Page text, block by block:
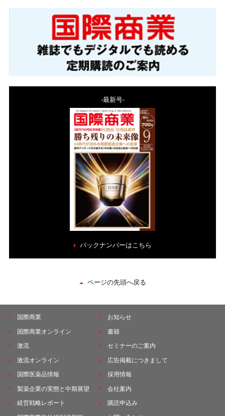
-最新号-
バックナンバーはこちら
ページの先頭へ戻る
国際商業
国際商業オンライン
激流
激流オンライン
国際医薬品情報
製薬企業の実態と中期展望
経営戦略レポート
お知らせ
書籍
セミナーのご案内
広告掲載につきまして
採用情報
会社案内
購読申込み